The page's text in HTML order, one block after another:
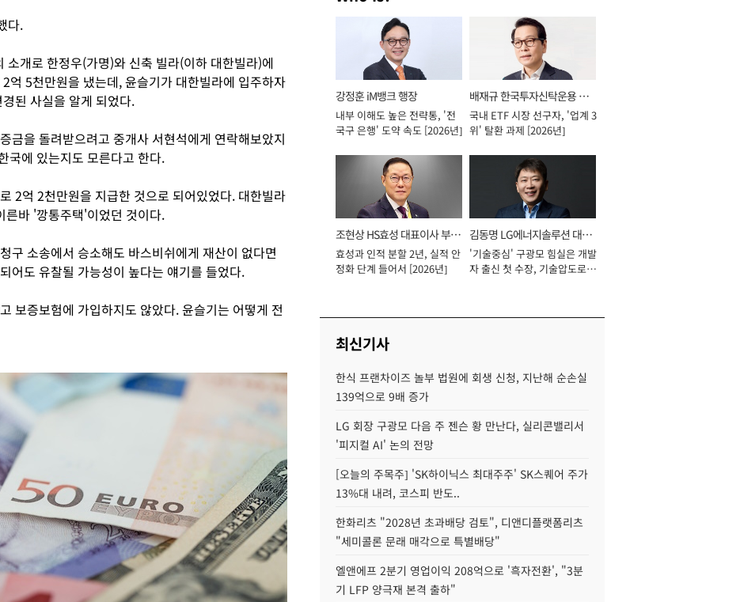
다.
개로 한정우(가명)와 신축 빌라(이하 대한빌라)에
억 5천만원을 냈는데, 윤슬기가 대한빌라에 입주하자
된 사실을 알게 되었다.
금을 돌려받으려고 중개사 서현석에게 연락해보았지
국에 있는지도 모른다고 한다.
2억 2천만원을 지급한 것으로 되어있었다. 대한빌라
른바 '깡통주택'이었던 것이다.
구 소송에서 승소해도 바스비쉬에게 재산이 없다면
어도 유찰될 가능성이 높다는 얘기를 들었다.
보증보험에 가입하지도 않았다. 윤슬기는 어떻게 전
강정훈 iM뱅크 행장
내부 이해도 높은 전략통, '전
국구 은행' 도약 속도 [2026년]
배재규 한국투자신탁운용 대
표이사 사장
국내 ETF 시장 선구자, '업계 3
위' 탈환 과제 [2026년]
조현상 HS효성 대표이사 부회
장
효성과 인적 분할 2년, 실적 안
정화 단계 들어서 [2026년]
김동명 LG에너지솔루션 대표
이사 사장
'기술중심' 구광모 힘실은 개발
자 출신 첫 수장, 기술압도로
최신기사
한식 프랜차이즈 놀부 법원에 회생 신청, 지난해 순손실
139억으로 9배 증가
LG 회장 구광모 다음 주 젠슨 황 만난다, 실리콘밸리서
'피지컬 AI' 논의 전망
[오늘의 주목주] 'SK하이닉스 최대주주' SK스퀘어 주가
13%대 내려, 코스피 반도..
한화리츠 "2028년 초과배당 검토", 디앤디플랫폼리츠
"세미콜론 문래 매각으로 특별배당"
엘앤에프 2분기 영업이익 208억으로 '흑자전환', "3분
기 LFP 양극재 본격 출하"